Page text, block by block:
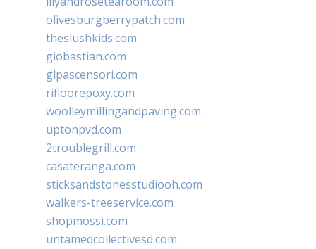
olivesburgberrypatch.com
theslushkids.com
giobastian.com
glpascensori.com
rifloorepoxy.com
woolleymillingandpaving.com
uptonpvd.com
2troublegrill.com
casateranga.com
sticksandstonesstudiooh.com
walkers-treeservice.com
shopmossi.com
untamedcollectivesd.com